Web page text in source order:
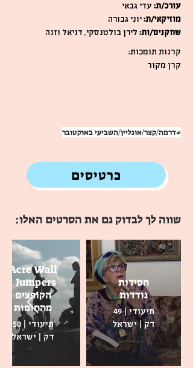
עורכ/ת: עדי גבאי
מוזיקאי/ת:יוני גבורה
שחקנים/ות: לירן בולטנסקי, דניאל וזנה
קרנות תומכות:
קרן מקור
#דרמה/קצר/אונליין/השביעי באוקטובר
כרטיסים
שווה לך לבדוק גם את הסרטים האלו:
חסידות
נודדות
תיעודי | 49
דק | ישראל
Acre Wall
Jumpers |
הקופצים
מהחומות
תיעודי | 50
דק | ישראל